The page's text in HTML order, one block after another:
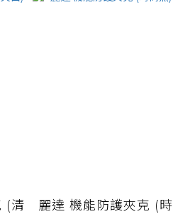
(清
麗達 機能防護夾克 (時